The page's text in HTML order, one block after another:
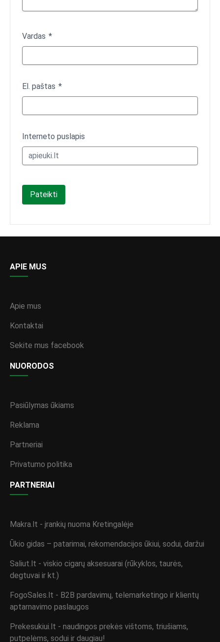
Vardas
El. paštas
Interneto puslapis
Pateikti
APIE MUS
Apie mus
Kontaktai
Sekite mus facebook
NUORODOS
Pasiūlymas ūkiams
Reklama
Partneriai
Privatumo politika
PARTNERIAI
Makra.lt - įrankių nuoma Kretingalėje
Ūkio gidas – patarimai, rekomendacijos ūkiui, sodui, daržui
Saliut.lt - viskio cigarų aksesuarai (rūkyklos, taurės,
degtuvai ir kt.)
FogoSales.lt - B2B pardavimų, telemarketingo ir klientų
aptarnavimo paslaugos
Prekesukiui.lt - naudingos prekės vištoms, triušiams,
putpelėms, sodui ir daugiau!